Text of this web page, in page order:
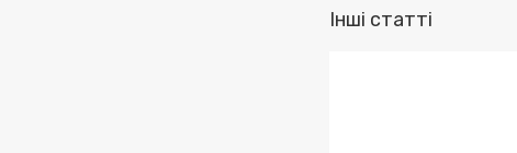
Інші статті